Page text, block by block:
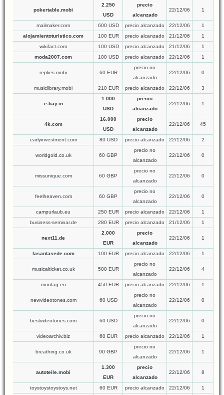
pokertable.mobi
2.250
USD
precio
alcanzado
22/12/06 1
mailmaker.com 600 USD precio alcanzado 22/12/06
1
alojamientoturistico.com
100 EUR precio alcanzado 21/12/06
1
wikifact.com
100 USD precio alcanzado 21/12/06
1
moda2007.com
100 USD precio alcanzado 22/12/06 1
replies.mobi 60 EUR
precio no
alcanzado
22/12/06 0
musiclibrary.mobi 210 EUR precio alcanzado 22/12/06 3
e-bay.in
1.000
USD
precio
alcanzado
22/12/06 1
4k.com
16.000
USD
precio
alcanzado
22/12/06 45
earlyinvestment.com 80 USD precio alcanzado 22/12/06 2
worldgold.co.uk 60 GBP
precio no
alcanzado
22/12/06 0
missunique.com 60 GBP
precio no
alcanzado
22/12/06 0
feelheaven.com 60 GBP
precio no
alcanzado
22/12/06 0
campurlaub.eu 250 EUR precio alcanzado 22/12/06
1
business-seminar.de
280 EUR precio alcanzado 21/12/06 1
next11.de
2.000
EUR
precio
alcanzado
22/12/06 1
lasantasede.com 100 EUR precio alcanzado 22/12/06 1
musicalticket.co.uk 500 EUR
precio no
alcanzado
22/12/06 4
montag.eu 450 EUR precio alcanzado 22/12/06 1
newvideotones.com 60 USD
precio no
alcanzado
22/12/06 0
bestvideotones.com 60 USD
precio no
alcanzado
22/12/06 0
videoarchiv.biz 60 EUR precio alcanzado 22/12/06 1
breathing.co.uk 90 GBP
precio no
alcanzado
22/12/06 1
autoteile.mobi
1.300
EUR
precio
alcanzado
22/12/06 8
toystoystoystoys.net 60 EUR precio alcanzado 22/12/06
1